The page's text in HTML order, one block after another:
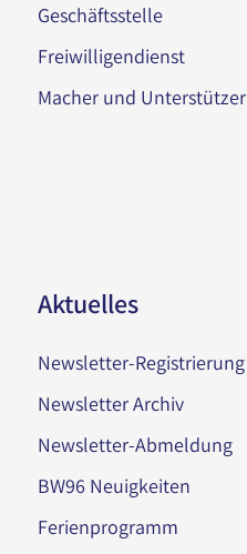
Geschäftsstelle
Freiwilligendienst
Macher und Unterstützer
Aktuelles
Newsletter-Registrierung
Newsletter Archiv
Newsletter-Abmeldung
BW96 Neuigkeiten
Ferienprogramm